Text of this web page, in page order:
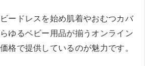
ードレスを始め肌着やおむつカバ
ゆるベビー用品が揃うオンライン
格で提供しているのが魅力です。